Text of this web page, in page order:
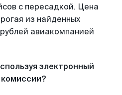
с пересадкой. Цена
из найденных
авиакомпанией
электронный